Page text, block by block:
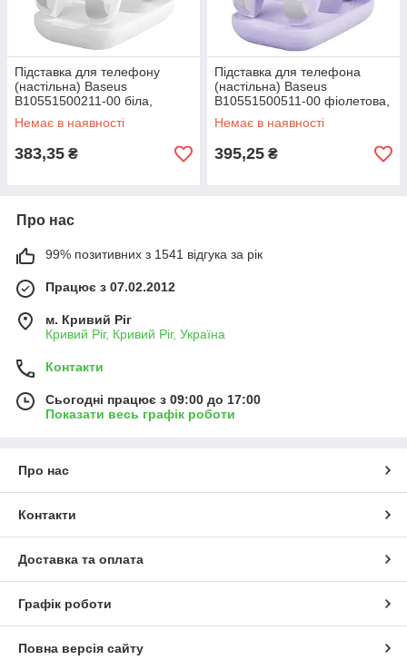
Підставка для телефону
(настільна) Baseus
B10551500211-00 біла,
підставка під ь
Немає в наявності
383,35 ₴
Підставка для телефона
(настільна) Baseus
B10551500511-00 фіолетова,
підставка для телефона
Немає в наявності
395,25 ₴
Про нас
99% позитивних з 1541 відгука за рік
Працює з 07.02.2012
м. Кривий Ріг
Кривий Ріг, Кривий Ріг, Україна
Контакти
Сьогодні працює з 09:00 до 17:00
Показати весь графік роботи
Про нас
Контакти
Доставка та оплата
Графік роботи
Повна версія сайту